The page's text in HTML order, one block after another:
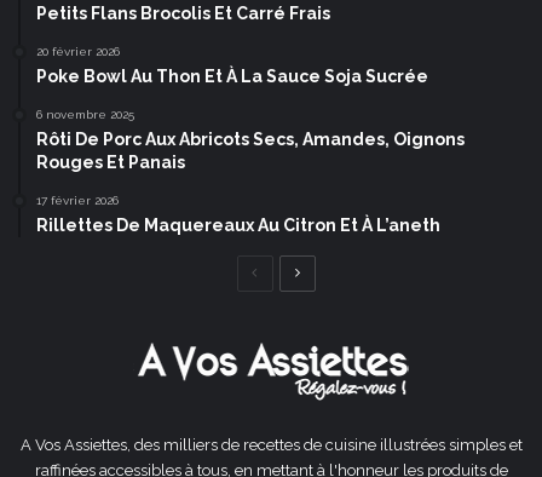
Petits Flans Brocolis Et Carré Frais
20 février 2026
Poke Bowl Au Thon Et À La Sauce Soja Sucrée
6 novembre 2025
Rôti De Porc Aux Abricots Secs, Amandes, Oignons
Rouges Et Panais
17 février 2026
Rillettes De Maquereaux Au Citron Et À L’aneth
Page
A Vos Assiettes, des milliers de recettes de cuisine illustrées simples et
raffinées accessibles à tous, en mettant à l'honneur les produits de